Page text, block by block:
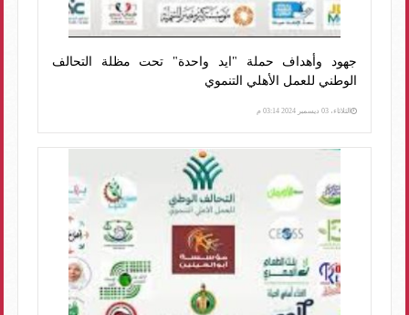
جهود وأهداف حملة "ايد واحدة" تحت مظلة التحالف
الوطني للعمل الأهلي التنموي
الثلاثاء، 03 ديسمبر 2024 03:14 م